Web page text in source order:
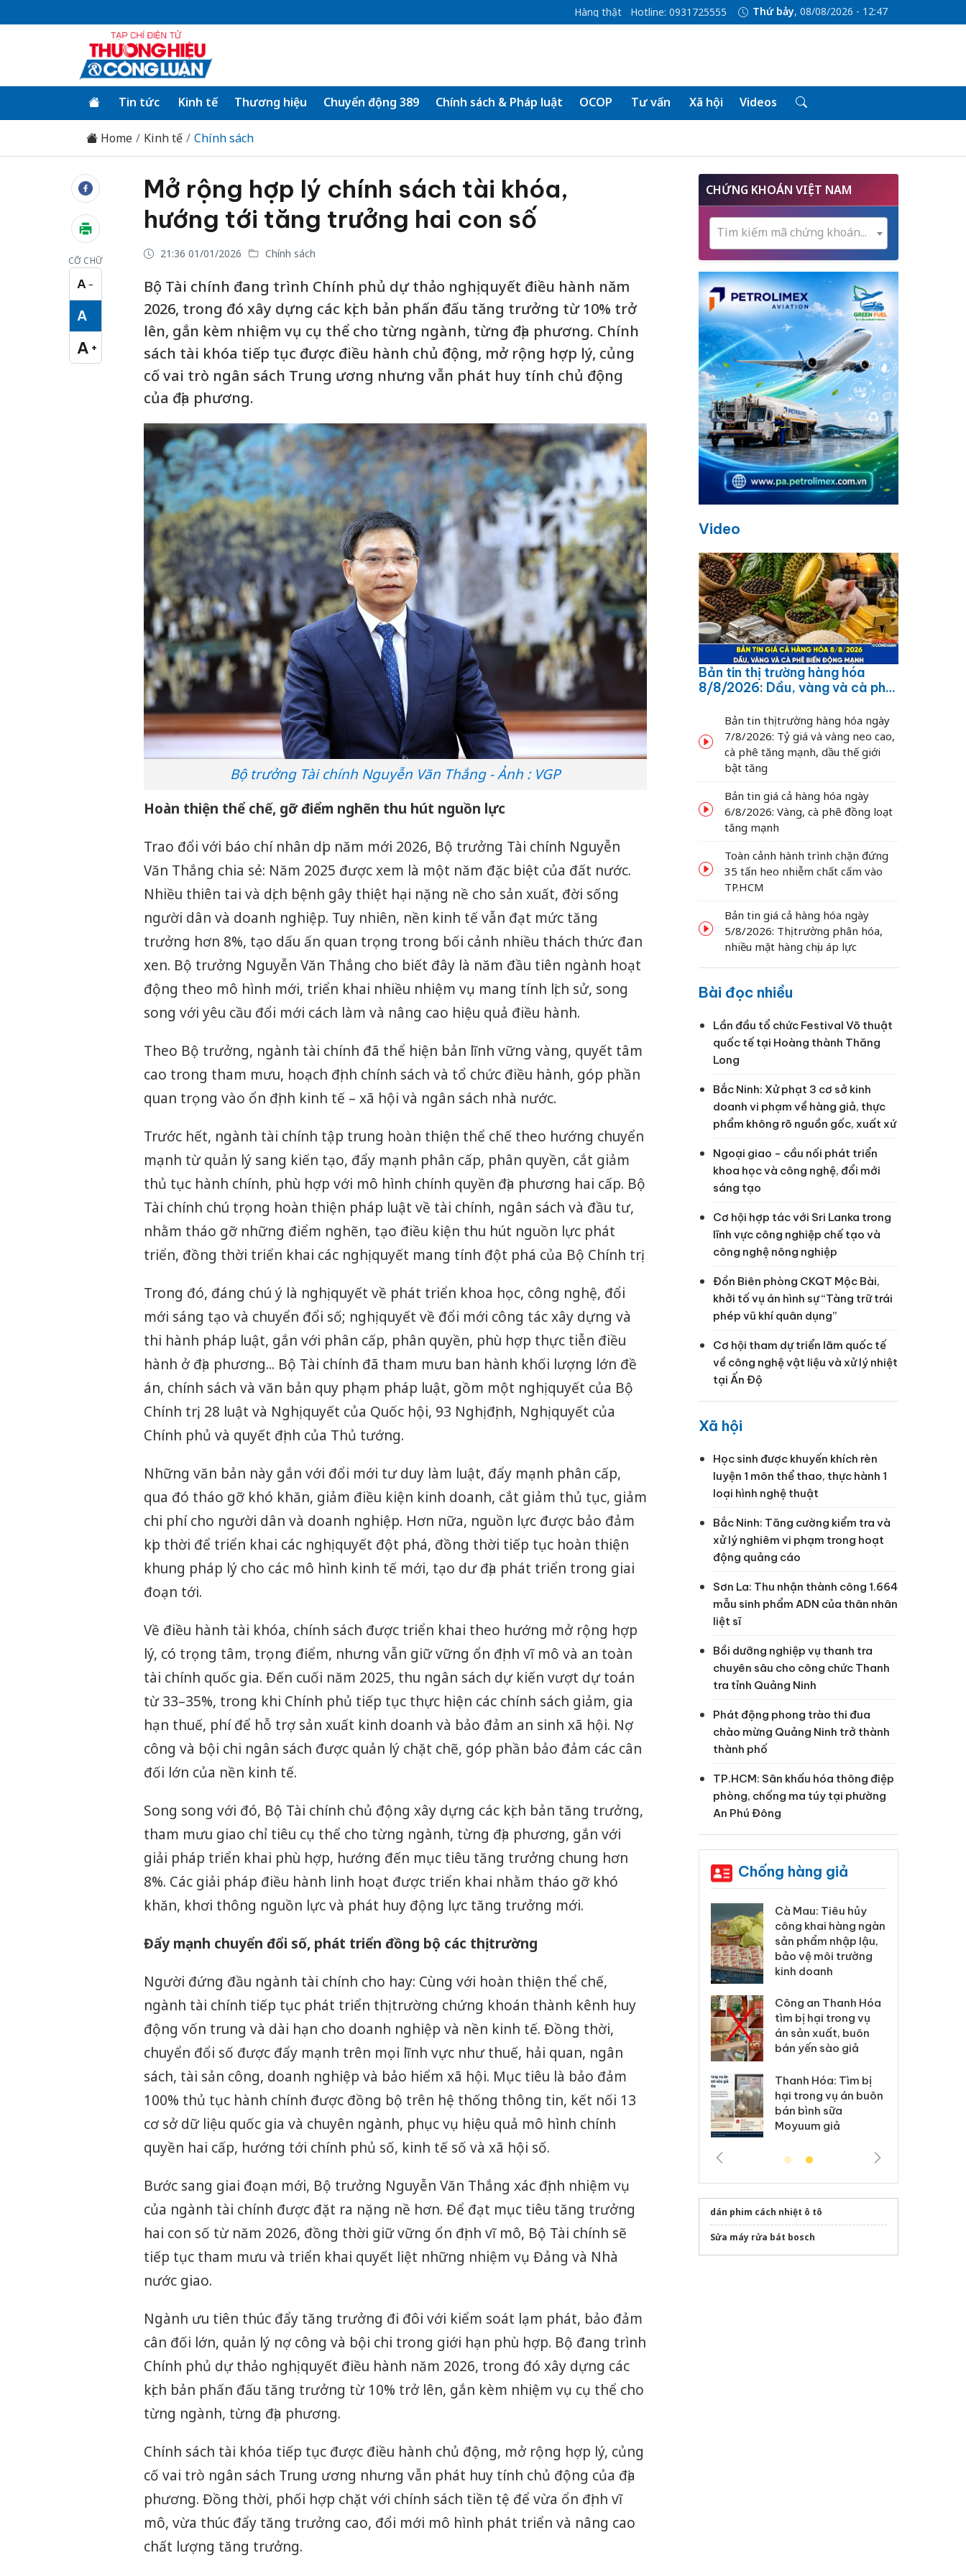
Hàng thật Hotline: 0931725555 Thứ bảy, 08/08/2026 - 12:47
Tin tức Kinh tế Thương hiệu Chuyển động 389 Chính sách & Pháp luật OCOP Tư vấn Xã hội Videos
Home Kinh tế Chính sách
CỠ CHỮ
A −
Cỡ chữ nhỏ
A
Cỡ chữ vừa
A +
Cỡ chữ lớn
Mở rộng hợp lý chính sách tài khóa,
hướng tới tăng trưởng hai con số
21:36 01/01/2026 Chính sách
Bộ Tài chính đang trình Chính phủ dự thảo nghị quyết điều hành năm
2026, trong đó xây dựng các kịch bản phấn đấu tăng trưởng từ 10% trở
lên, gắn kèm nhiệm vụ cụ thể cho từng ngành, từng địa phương. Chính
sách tài khóa tiếp tục được điều hành chủ động, mở rộng hợp lý, củng
cố vai trò ngân sách Trung ương nhưng vẫn phát huy tính chủ động
của địa phương.
Bộ trưởng Tài chính Nguyễn Văn Thắng - Ảnh : VGP
Hoàn thiện thể chế, gỡ điểm nghẽn thu hút nguồn lực
Trao đổi với báo chí nhân dịp năm mới 2026, Bộ trưởng Tài chính Nguyễn
Văn Thắng chia sẻ: Năm 2025 được xem là một năm đặc biệt của đất nước.
Nhiều thiên tai và dịch bệnh gây thiệt hại nặng nề cho sản xuất, đời sống
người dân và doanh nghiệp. Tuy nhiên, nền kinh tế vẫn đạt mức tăng
trưởng hơn 8%, tạo dấu ấn quan trọng trong bối cảnh nhiều thách thức đan
xen. Bộ trưởng Nguyễn Văn Thắng cho biết đây là năm đầu tiên ngành hoạt
động theo mô hình mới, triển khai nhiều nhiệm vụ mang tính lịch sử, song
song với yêu cầu đổi mới cách làm và nâng cao hiệu quả điều hành.
Theo Bộ trưởng, ngành tài chính đã thể hiện bản lĩnh vững vàng, quyết tâm
cao trong tham mưu, hoạch định chính sách và tổ chức điều hành, góp phần
quan trọng vào ổn định kinh tế – xã hội và ngân sách nhà nước.
Trước hết, ngành tài chính tập trung hoàn thiện thể chế theo hướng chuyển
mạnh từ quản lý sang kiến tạo, đẩy mạnh phân cấp, phân quyền, cắt giảm
thủ tục hành chính, phù hợp với mô hình chính quyền địa phương hai cấp. Bộ
Tài chính chú trọng hoàn thiện pháp luật về tài chính, ngân sách và đầu tư,
nhằm tháo gỡ những điểm nghẽn, tạo điều kiện thu hút nguồn lực phát
triển, đồng thời triển khai các nghị quyết mang tính đột phá của Bộ Chính trị.
Trong đó, đáng chú ý là nghị quyết về phát triển khoa học, công nghệ, đổi
mới sáng tạo và chuyển đổi số; nghị quyết về đổi mới công tác xây dựng và
thi hành pháp luật, gắn với phân cấp, phân quyền, phù hợp thực tiễn điều
hành ở địa phương... Bộ Tài chính đã tham mưu ban hành khối lượng lớn đề
án, chính sách và văn bản quy phạm pháp luật, gồm một nghị quyết của Bộ
Chính trị, 28 luật và Nghị quyết của Quốc hội, 93 Nghị định, Nghị quyết của
Chính phủ và quyết định của Thủ tướng.
Những văn bản này gắn với đổi mới tư duy làm luật, đẩy mạnh phân cấp,
qua đó tháo gỡ khó khăn, giảm điều kiện kinh doanh, cắt giảm thủ tục, giảm
chi phí cho người dân và doanh nghiệp. Hơn nữa, nguồn lực được bảo đảm
kịp thời để triển khai các nghị quyết đột phá, đồng thời tiếp tục hoàn thiện
khung pháp lý cho các mô hình kinh tế mới, tạo dư địa phát triển trong giai
đoạn tới.
Về điều hành tài khóa, chính sách được triển khai theo hướng mở rộng hợp
lý, có trọng tâm, trọng điểm, nhưng vẫn giữ vững ổn định vĩ mô và an toàn
tài chính quốc gia. Đến cuối năm 2025, thu ngân sách dự kiến vượt dự toán
từ 33–35%, trong khi Chính phủ tiếp tục thực hiện các chính sách giảm, gia
hạn thuế, phí để hỗ trợ sản xuất kinh doanh và bảo đảm an sinh xã hội. Nợ
công và bội chi ngân sách được quản lý chặt chẽ, góp phần bảo đảm các cân
đối lớn của nền kinh tế.
Song song với đó, Bộ Tài chính chủ động xây dựng các kịch bản tăng trưởng,
tham mưu giao chỉ tiêu cụ thể cho từng ngành, từng địa phương, gắn với
giải pháp triển khai phù hợp, hướng đến mục tiêu tăng trưởng chung hơn
8%. Các giải pháp điều hành linh hoạt được triển khai nhằm tháo gỡ khó
khăn, khơi thông nguồn lực và phát huy động lực tăng trưởng mới.
Đẩy mạnh chuyển đổi số, phát triển đồng bộ các thị trường
Người đứng đầu ngành tài chính cho hay: Cùng với hoàn thiện thể chế,
ngành tài chính tiếp tục phát triển thị trường chứng khoán thành kênh huy
động vốn trung và dài hạn cho doanh nghiệp và nền kinh tế. Đồng thời,
chuyển đổi số được đẩy mạnh trên mọi lĩnh vực như thuế, hải quan, ngân
sách, tài sản công, doanh nghiệp và bảo hiểm xã hội. Mục tiêu là bảo đảm
100% thủ tục hành chính được đồng bộ trên hệ thống thông tin, kết nối 13
cơ sở dữ liệu quốc gia và chuyên ngành, phục vụ hiệu quả mô hình chính
quyền hai cấp, hướng tới chính phủ số, kinh tế số và xã hội số.
Bước sang giai đoạn mới, Bộ trưởng Nguyễn Văn Thắng xác định nhiệm vụ
của ngành tài chính được đặt ra nặng nề hơn. Để đạt mục tiêu tăng trưởng
hai con số từ năm 2026, đồng thời giữ vững ổn định vĩ mô, Bộ Tài chính sẽ
tiếp tục tham mưu và triển khai quyết liệt những nhiệm vụ Đảng và Nhà
nước giao.
Ngành ưu tiên thúc đẩy tăng trưởng đi đôi với kiểm soát lạm phát, bảo đảm
cân đối lớn, quản lý nợ công và bội chi trong giới hạn phù hợp. Bộ đang trình
Chính phủ dự thảo nghị quyết điều hành năm 2026, trong đó xây dựng các
kịch bản phấn đấu tăng trưởng từ 10% trở lên, gắn kèm nhiệm vụ cụ thể cho
từng ngành, từng địa phương.
Chính sách tài khóa tiếp tục được điều hành chủ động, mở rộng hợp lý, củng
cố vai trò ngân sách Trung ương nhưng vẫn phát huy tính chủ động của địa
phương. Đồng thời, phối hợp chặt với chính sách tiền tệ để vừa ổn định vĩ
mô, vừa thúc đẩy tăng trưởng cao, đổi mới mô hình phát triển và nâng cao
chất lượng tăng trưởng.
CHỨNG KHOÁN VIỆT NAM
Tìm kiếm mã chứng khoán...
Video
Bản tin thị trường hàng hóa
8/8/2026: Dầu, vàng và cà phê
Bản tin thị trường hàng hóa ngày
7/8/2026: Tỷ giá và vàng neo cao,
cà phê tăng mạnh, dầu thế giới
bật tăng
Bản tin giá cả hàng hóa ngày
6/8/2026: Vàng, cà phê đồng loạt
tăng mạnh
Toàn cảnh hành trình chặn đứng
35 tấn heo nhiễm chất cấm vào
TP.HCM
Bản tin giá cả hàng hóa ngày
5/8/2026: Thị trường phân hóa,
nhiều mặt hàng chịu áp lực
Bài đọc nhiều
Lần đầu tổ chức Festival Võ thuật
quốc tế tại Hoàng thành Thăng
Long
Bắc Ninh: Xử phạt 3 cơ sở kinh
doanh vi phạm về hàng giả, thực
phẩm không rõ nguồn gốc, xuất xứ
Ngoại giao - cầu nối phát triển
khoa học và công nghệ, đổi mới
sáng tạo
Cơ hội hợp tác với Sri Lanka trong
lĩnh vực công nghiệp chế tạo và
công nghệ nông nghiệp
Đồn Biên phòng CKQT Mộc Bài,
khởi tố vụ án hình sự “Tàng trữ trái
phép vũ khí quân dụng”
Cơ hội tham dự triển lãm quốc tế
về công nghệ vật liệu và xử lý nhiệt
tại Ấn Độ
Xã hội
Học sinh được khuyến khích rèn
luyện 1 môn thể thao, thực hành 1
loại hình nghệ thuật
Bắc Ninh: Tăng cường kiểm tra và
xử lý nghiêm vi phạm trong hoạt
động quảng cáo
Sơn La: Thu nhận thành công 1.664
mẫu sinh phẩm ADN của thân nhân
liệt sĩ
Bồi dưỡng nghiệp vụ thanh tra
chuyên sâu cho công chức Thanh
tra tỉnh Quảng Ninh
Phát động phong trào thi đua
chào mừng Quảng Ninh trở thành
thành phố
TP.HCM: Sân khấu hóa thông điệp
phòng, chống ma túy tại phường
An Phú Đông
Chống hàng giả
Công an Thanh Hóa
tìm bị hại trong vụ
án sản xuất, buôn
bán yến sào giả
Thanh Hóa: Tìm bị
hại trong vụ án buôn
bán bình sữa
Moyuum giả
Khẩn trương xác
minh, xử lý sản phẩm
Slimaura Care x3 sử
dụng giấy phép giả
mạo
Lào Cai xử lý 83 vụ vi
phạm thương mại
trong tháng 7
Hưng Yên: Xử lý 6 hộ
kinh doanh bán hàng
giả mạo nhãn hiệu
Adidas, Nike
dán phim cách nhiệt ô tô
Sửa máy rửa bát bosch